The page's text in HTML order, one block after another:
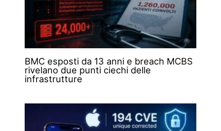
BMC esposti da 13 anni e breach MCBS
rivelano due punti ciechi delle
infrastrutture